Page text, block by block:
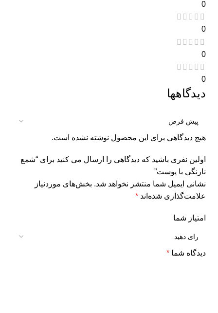
0
0
0
0
دیدگاهها
هیچ دیدگاهی برای این محصول نوشته نشده است.
اولین نفری باشید که دیدگاهی را ارسال می کنید برای “شمع
نارنگی با پوست”
نشانی ایمیل شما منتشر نخواهد شد. بخش‌های موردنیاز
علامت‌گذاری شده‌اند *
امتیاز شما
دیدگاه شما *